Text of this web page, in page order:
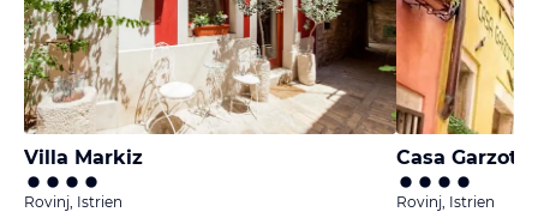
Villa Markiz
Rovinj, Istrien
Casa Garzotto
Rovinj, Istrien